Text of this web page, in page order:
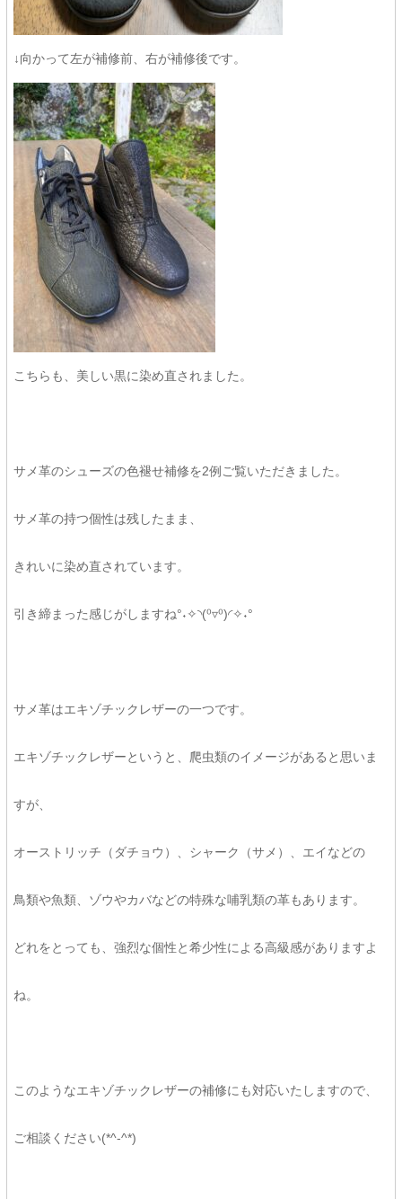
↓向かって左が補修前、右が補修後です。
こちらも、美しい黒に染め直されました。
サメ革のシューズの色褪せ補修を2例ご覧いただきました。
サメ革の持つ個性は残したまま、
きれいに染め直されています。
引き締まった感じがしますね°˖✧◝(⁰▿⁰)◜✧˖°
サメ革はエキゾチックレザーの一つです。
エキゾチックレザーというと、爬虫類のイメージがあると思いま
すが、
オーストリッチ（ダチョウ）、シャーク（サメ）、エイなどの
鳥類や魚類、ゾウやカバなどの特殊な哺乳類の革もあります。
どれをとっても、強烈な個性と希少性による高級感がありますよ
ね。
このようなエキゾチックレザーの補修にも対応いたしますので、
ご相談ください(*^-^*)